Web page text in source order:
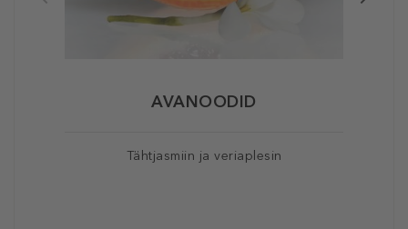
AVANOODID
Tähtjasmiin ja veriaplesin